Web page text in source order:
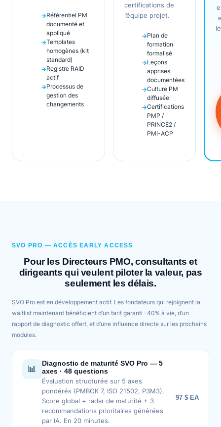
Référentiel PM
documenté et
appliqué
Templates
homogènes (kit
standard)
Registre RAID
actif
Processus de
gestion des
changements
certifications de
l’équipe projet.
Plan de
formation
formalisé
Leçons
apprises
documentées
Culture PM
diffusée
Certifications
PMP /
PRINCE2 /
PMI-ACP
SVO PRO — ACCÈS EARLY ACCESS
Pour les Directeurs PMO, consultants et
dirigeants qui veulent piloter la valeur, pas
seulement les délais.
SVO Pro est en développement actif. Les fondateurs qui rejoignent la
waitlist maintenant bénéficient d’un tarif garanti -40% à vie, d’un
rapport de diagnostic offert, et d’une influence directe sur les prochains
modules.
📊
Diagnostic de maturité SVO Pro — 5
axes · 48 questions
Évaluation structurée sur 5 axes
pondérés (PMBOK 7, ISO 21502, P3M3).
Score global + radar de maturité + 3
recommandations prioritaires générées
par IA. En 20 minutes.
97 $ EA